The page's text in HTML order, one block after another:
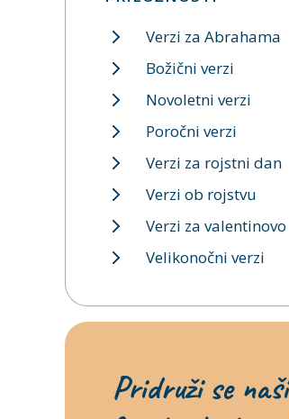
Verzi za Abrahama
Božični verzi
Novoletni verzi
Poročni verzi
Verzi za rojstni dan
Verzi ob rojstvu
Verzi za valentinovo
Velikonočni verzi
Pridruži se naši